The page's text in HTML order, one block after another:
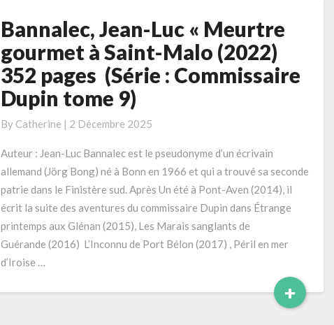
Bannalec,
Luc
« Meurtre
gourmet
Saint-
Malo
(2022)
352
pages
:
Commissaire
Dupin
Bannalec, Jean-Luc « Meurtre
gourmet à Saint-Malo (2022)
352 pages (Série : Commissaire
Dupin tome 9)
By Catherine | 2 Décembre 2025
Auteur : Jean-Luc Bannalec est le pseudonyme d’un écrivain
allemand (Jörg Bong) né à Bonn en 1966 et qui a trouvé sa seconde
patrie dans le Finistère sud. Après Un été à Pont-Aven (2014), il
écrit la suite des aventures du commissaire Dupin dans Étrange
printemps aux Glénan (2015), Les Marais sanglants de
Guérande (2016) L’Inconnu de Port Bélon (2017) , Péril en mer
d’Iroise …
+Read
More